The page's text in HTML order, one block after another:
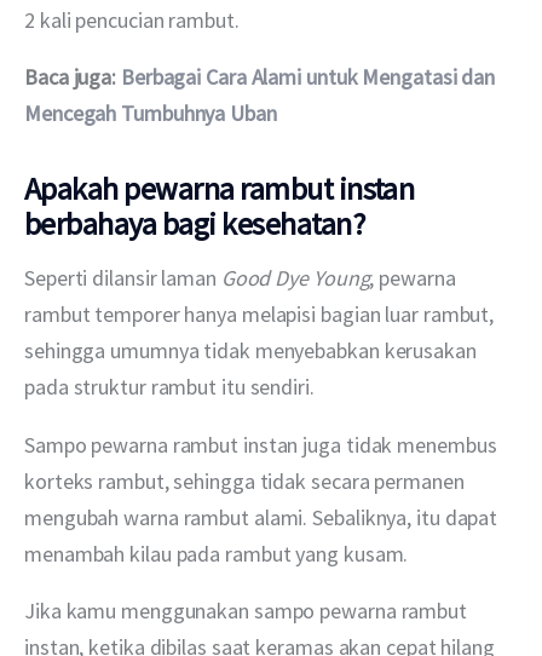
2 kali pencucian rambut.
Baca juga: Berbagai Cara Alami untuk Mengatasi dan
Mencegah Tumbuhnya Uban
Apakah pewarna rambut instan
berbahaya bagi kesehatan?
Seperti dilansir laman Good Dye Young, pewarna
rambut temporer hanya melapisi bagian luar rambut,
sehingga umumnya tidak menyebabkan kerusakan
pada struktur rambut itu sendiri.
Sampo pewarna rambut instan juga tidak menembus
korteks rambut, sehingga tidak secara permanen
mengubah warna rambut alami. Sebaliknya, itu dapat
menambah kilau pada rambut yang kusam.
Jika kamu menggunakan sampo pewarna rambut
instan, ketika dibilas saat keramas akan cepat hilang